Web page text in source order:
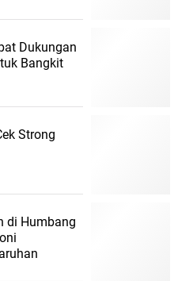
Dukungan
Bangkit
Strong
di Humbang